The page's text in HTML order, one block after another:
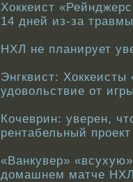
Хоккеист
14 дней из-за травмы
НХЛ не планирует
Энгквист:
удовольствие от
Кочеврин: уверен,
рентабельный проект
«Ванкувер»
домашнем матче